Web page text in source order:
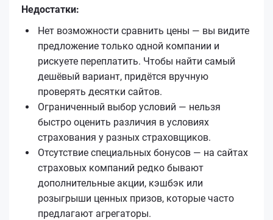
Недостатки:
Нет возможности сравнить цены — вы видите
предложение только одной компании и
рискуете переплатить. Чтобы найти самый
дешёвый вариант, придётся вручную
проверять десятки сайтов.
Ограниченный выбор условий — нельзя
быстро оценить различия в условиях
страхования у разных страховщиков.
Отсутствие специальных бонусов — на сайтах
страховых компаний редко бывают
дополнительные акции, кэшбэк или
розыгрыши ценных призов, которые часто
предлагают агрегаторы.